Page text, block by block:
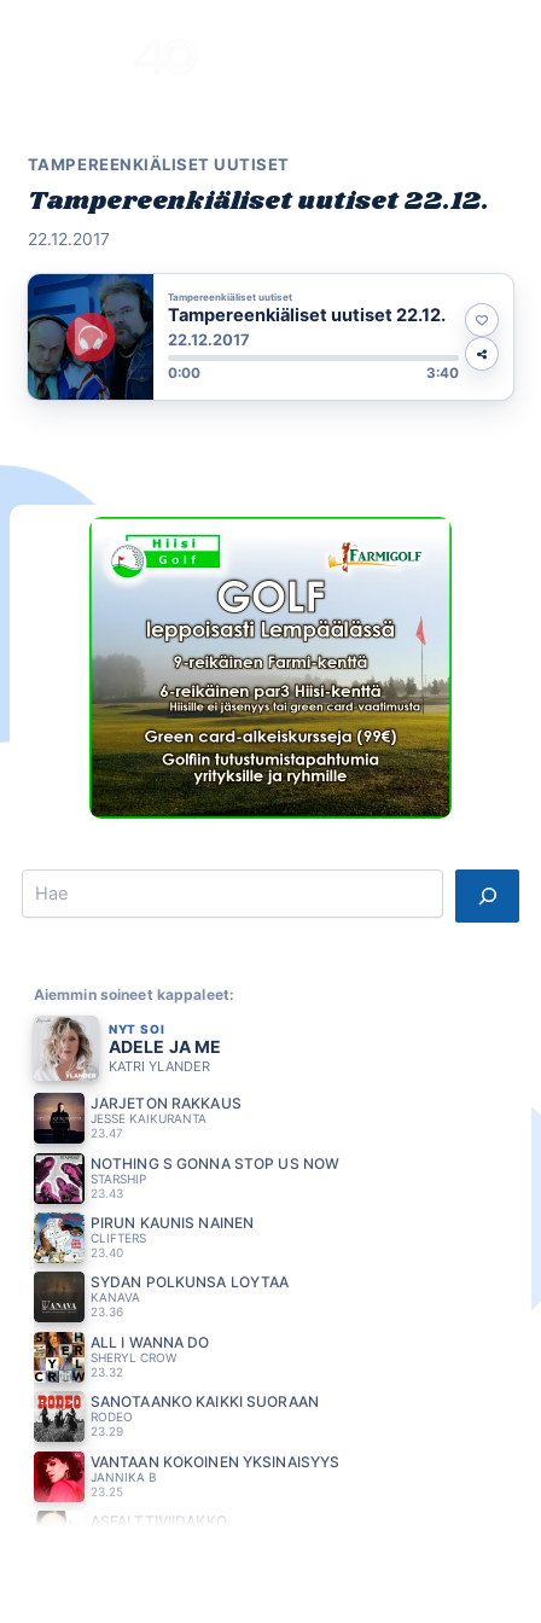
TAMPEREENKIÄLISET UUTISET
Tampereenkiäliset uutiset 22.12.
22.12.2017
Tampereenkiäliset uutiset
Tampereenkiäliset uutiset 22.12.
22.12.2017
0:00 3:40
Search
Aiemmin soineet kappaleet:
NYT SOI
ADELE JA ME
KATRI YLANDER
JÄRJETÖN RAKKAUS
JESSE KAIKURANTA
23.47
NOTHING S GONNA STOP US NOW
STARSHIP
23.43
PIRUN KAUNIS NAINEN
CLIFTERS
23.40
SYDÄN POLKUNSA LÖYTÄÄ
KANAVA
23.36
ALL I WANNA DO
SHERYL CROW
23.32
SANOTAANKO KAIKKI SUORAAN
RODEO
23.29
VANTAAN KOKOINEN YKSINÄISYYS
JANNIKA B
23.25
ASFALTTIVIIDAKKO